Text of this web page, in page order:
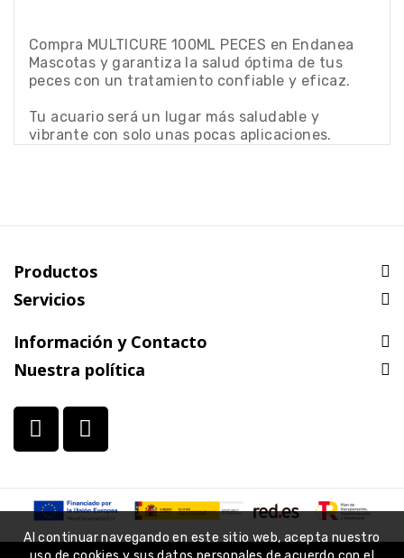
Al continuar navegando en este sitio web, acepta nuestro
Compra MULTICURE 100ML PECES en Endanea
Mascotas y garantiza la salud óptima de tus
peces con un tratamiento confiable y eficaz.
Tu acuario será un lugar más saludable y
vibrante con solo unas pocas aplicaciones.
Productos
Servicios
Información y Contacto
Nuestra política